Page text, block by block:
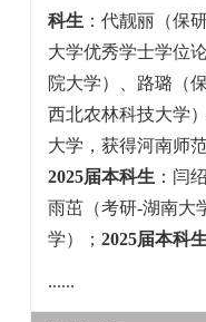
科生 ：代靓丽（保
大学优秀学士学位
院大学）、路璐（
西北农林科技大学
大学，获得河南师
2025届本科生 ：闫
雨茁（考研-湖南大
学）； 2025届本科生
......